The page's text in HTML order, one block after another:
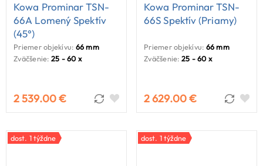
Kowa Prominar TSN-
66A Lomený Spektív
(45°)
Priemer objekívu: 66 mm
Zväčšenie: 25 - 60 x
2 539.00 €
Kowa Prominar TSN-
66S Spektív (priamy)
Priemer objekívu: 66 mm
Zväčšenie: 25 - 60 x
2 629.00 €
dost. 1 týždne dost. 1 týždne